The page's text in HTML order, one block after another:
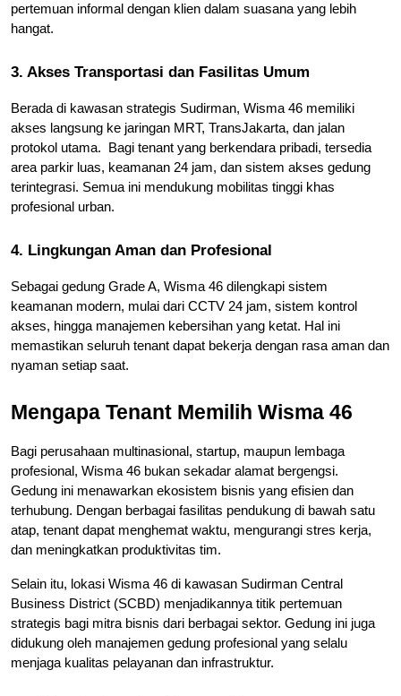
pertemuan informal dengan klien dalam suasana yang lebih
hangat.
3. Akses Transportasi dan Fasilitas Umum
Berada di kawasan strategis Sudirman, Wisma 46 memiliki
akses langsung ke jaringan MRT, TransJakarta, dan jalan
protokol utama.  Bagi tenant yang berkendara pribadi, tersedia
area parkir luas, keamanan 24 jam, dan sistem akses gedung
terintegrasi. Semua ini mendukung mobilitas tinggi khas
profesional urban.
4. Lingkungan Aman dan Profesional
Sebagai gedung Grade A, Wisma 46 dilengkapi sistem
keamanan modern, mulai dari CCTV 24 jam, sistem kontrol
akses, hingga manajemen kebersihan yang ketat. Hal ini
memastikan seluruh tenant dapat bekerja dengan rasa aman dan
nyaman setiap saat.
Mengapa Tenant Memilih Wisma 46
Bagi perusahaan multinasional, startup, maupun lembaga
profesional, Wisma 46 bukan sekadar alamat bergengsi.
Gedung ini menawarkan ekosistem bisnis yang efisien dan
terhubung. Dengan berbagai fasilitas pendukung di bawah satu
atap, tenant dapat menghemat waktu, mengurangi stres kerja,
dan meningkatkan produktivitas tim.
Selain itu, lokasi Wisma 46 di kawasan Sudirman Central
Business District (SCBD) menjadikannya titik pertemuan
strategis bagi mitra bisnis dari berbagai sektor. Gedung ini juga
didukung oleh manajemen gedung profesional yang selalu
menjaga kualitas pelayanan dan infrastruktur.